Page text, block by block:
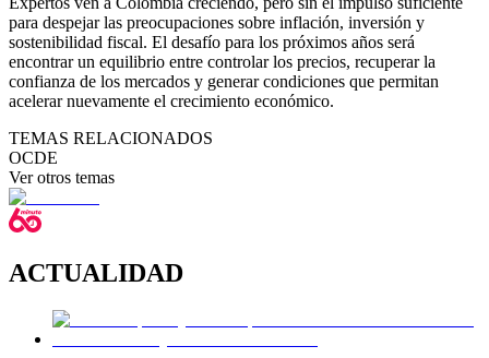
para despejar las preocupaciones sobre inflación, inversión y
sostenibilidad fiscal. El desafío para los próximos años será
encontrar un equilibrio entre controlar los precios, recuperar la
confianza de los mercados y generar condiciones que permitan
acelerar nuevamente el crecimiento económico.
TEMAS RELACIONADOS
OCDE
Ver otros temas
ACTUALIDAD